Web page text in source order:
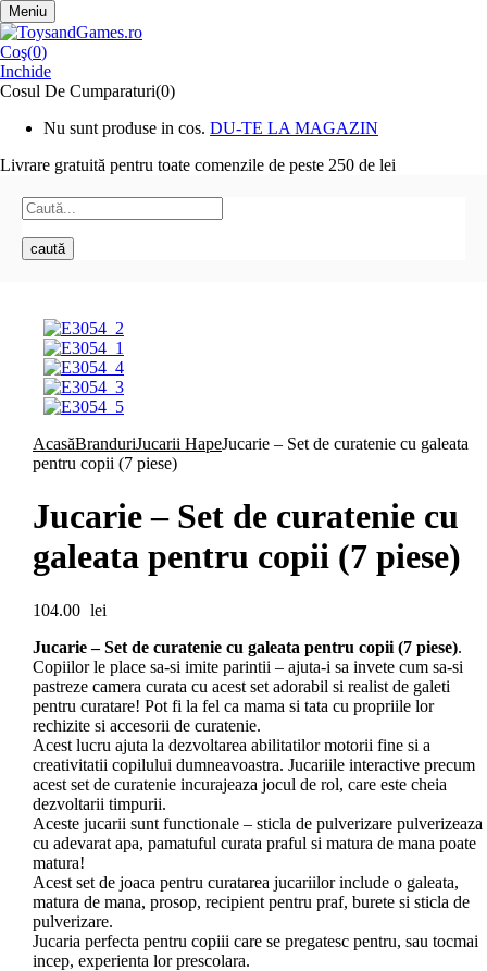
Meniu
Coş(0)
Inchide
Cosul De Cumparaturi(0)
Nu sunt produse in cos. DU-TE LA MAGAZIN
Livrare gratuită pentru toate comenzile de peste 250 de lei
caută
AcasăBranduriJucarii HapeJucarie – Set de curatenie cu galeata
pentru copii (7 piese)
Jucarie – Set de curatenie cu
galeata pentru copii (7 piese)
104.00 lei
Jucarie – Set de curatenie cu galeata pentru copii (7 piese).
Copiilor le place sa-si imite parintii – ajuta-i sa invete cum sa-si
pastreze camera curata cu acest set adorabil si realist de galeti
pentru curatare! Pot fi la fel ca mama si tata cu propriile lor
rechizite si accesorii de curatenie.
Acest lucru ajuta la dezvoltarea abilitatilor motorii fine si a
creativitatii copilului dumneavoastra. Jucariile interactive precum
acest set de curatenie incurajeaza jocul de rol, care este cheia
dezvoltarii timpurii.
Aceste jucarii sunt functionale – sticla de pulverizare pulverizeaza
cu adevarat apa, pamatuful curata praful si matura de mana poate
matura!
Acest set de joaca pentru curatarea jucariilor include o galeata,
matura de mana, prosop, recipient pentru praf, burete si sticla de
pulverizare.
Jucaria perfecta pentru copiii care se pregatesc pentru, sau tocmai
incep, experienta lor prescolara.